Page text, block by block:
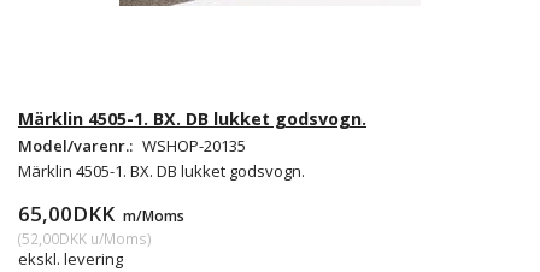
Märklin 4505-1. BX. DB lukket godsvogn.
Model/varenr.: WSHOP-20135
Märklin 4505-1. BX. DB lukket godsvogn.
65,00DKK m/Moms
(52,00DKK u/Moms)
ekskl. levering